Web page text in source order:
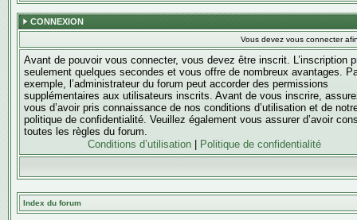
CONNEXION
Vous devez vous connecter
Avant de pouvoir vous connecter, vous devez être inscrit. L’inscription
seulement quelques secondes et vous offre de nombreux avantages.
exemple, l’administrateur du forum peut accorder des permissions
supplémentaires aux utilisateurs inscrits. Avant de vous inscrire,
vous d’avoir pris connaissance de nos conditions d’utilisation et de
politique de confidentialité. Veuillez également vous assurer d’avoir
toutes les règles du forum.
Conditions d’utilisation
Politique de confidentialité
Index du forum